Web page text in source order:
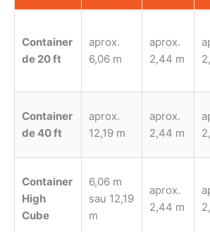
Container
de 20 ft
aprox.
6,06 m
aprox.
2,44 m
Container
de 40 ft
aprox.
12,19 m
aprox.
2,44 m
Container
High
Cube
6,06 m
sau 12,19
m
aprox.
2,44 m